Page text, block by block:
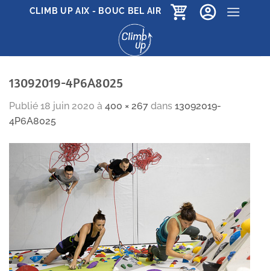
PasserCLIMB UP AIX - BOUC BEL AIR
13092019-4P6A8025
Publié 18 juin 2020 à 400 × 267 dans 13092019-
4P6A8025